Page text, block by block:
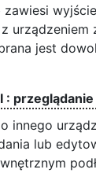
z
jest
:
innego
lub